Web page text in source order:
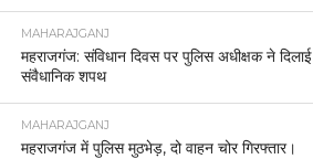
MAHARAJGANJ
महराजगंज: संविधान दिवस पर पुलिस अधीक्षक ने दिलाई
संवैधानिक शपथ
MAHARAJGANJ
महराजगंज में पुलिस मुठभेड़, दो वाहन चोर गिरफ्तार।